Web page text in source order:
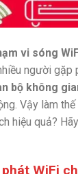
vi sóng
người gặp
bộ không
Vậy làm
hiệu quả?
phát WiFi